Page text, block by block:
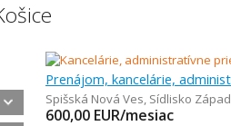
Spišská Nová Ves, Sídlisko Západ
600,00 EUR/mesiac